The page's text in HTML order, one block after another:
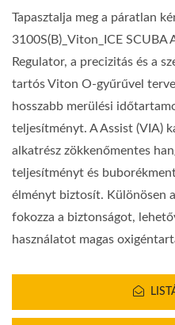
Tapasztalja meg a páratlan
3100S(B)_Viton_ICE SCUBA
Regulator, a precizitás és a
tartós Viton O-gyűrűvel
hosszabb merülési
teljesítményt. A Assist (VIA)
alkatrész zökkenőmentes
teljesítményt és
élményt biztosít. Különösen
fokozza a biztonságot,
használatot magas